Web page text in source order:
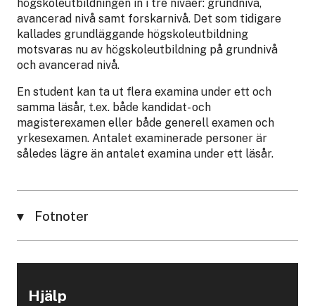
högskoleutbildningen in i tre nivåer: grundnivå,
avancerad nivå samt forskarnivå. Det som tidigare
kallades grundläggande högskoleutbildning
motsvaras nu av högskoleutbildning på grundnivå
och avancerad nivå.
En student kan ta ut flera examina under ett och
samma läsår, t.ex. både kandidat- och
magisterexamen eller både generell examen och
yrkesexamen. Antalet examinerade personer är
således lägre än antalet examina under ett läsår.
Fotnoter
Hjälp